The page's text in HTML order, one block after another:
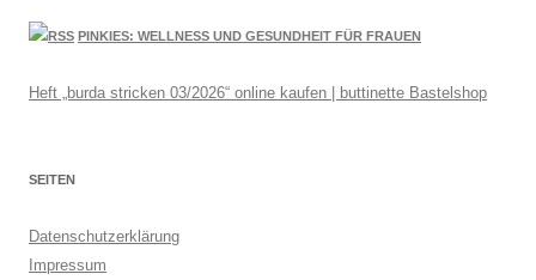
PINKIES: WELLNESS UND GESUNDHEIT FÜR FRAUEN
Heft „burda stricken 03/2026“ online kaufen | buttinette Bastelshop
SEITEN
Datenschutzerklärung
Impressum